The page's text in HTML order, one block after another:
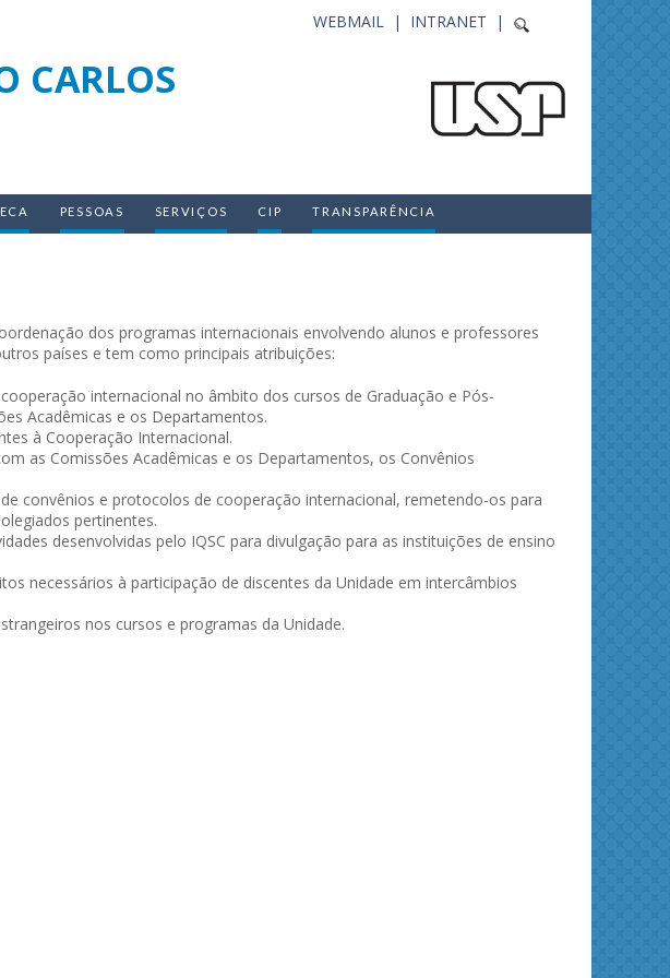
INTRANET |
WEBMAIL |
CARLOS
PESSOAS SERVIÇOS CIP TRANSPARÊNCIA
dos programas internacionais envolvendo alunos e professores
países e tem como principais atribuições:
internacional no âmbito dos cursos de Graduação e Pós-
Acadêmicas e os Departamentos.
à Cooperação Internacional.
as Comissões Acadêmicas e os Departamentos, os Convênios
convênios e protocolos de cooperação internacional, remetendo-os para
pertinentes.
desenvolvidas pelo IQSC para divulgação para as instituições de ensino
necessários à participação de discentes da Unidade em intercâmbios
nos cursos e programas da Unidade.